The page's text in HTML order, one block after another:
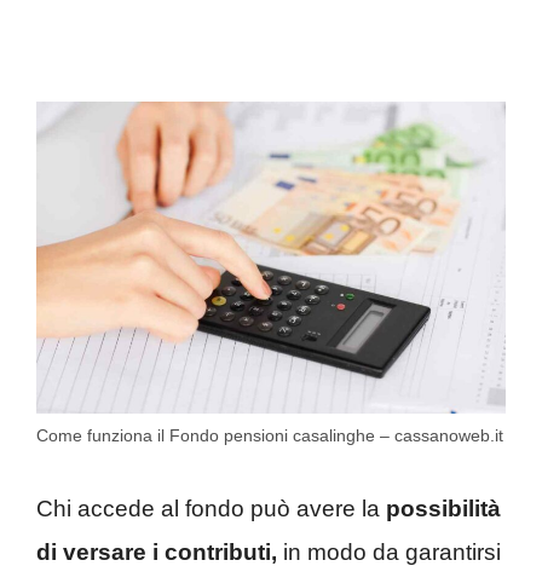
Come funziona il Fondo pensioni casalinghe – cassanoweb.it
Chi accede al fondo può avere la possibilità
di versare i contributi, in modo da garantirsi